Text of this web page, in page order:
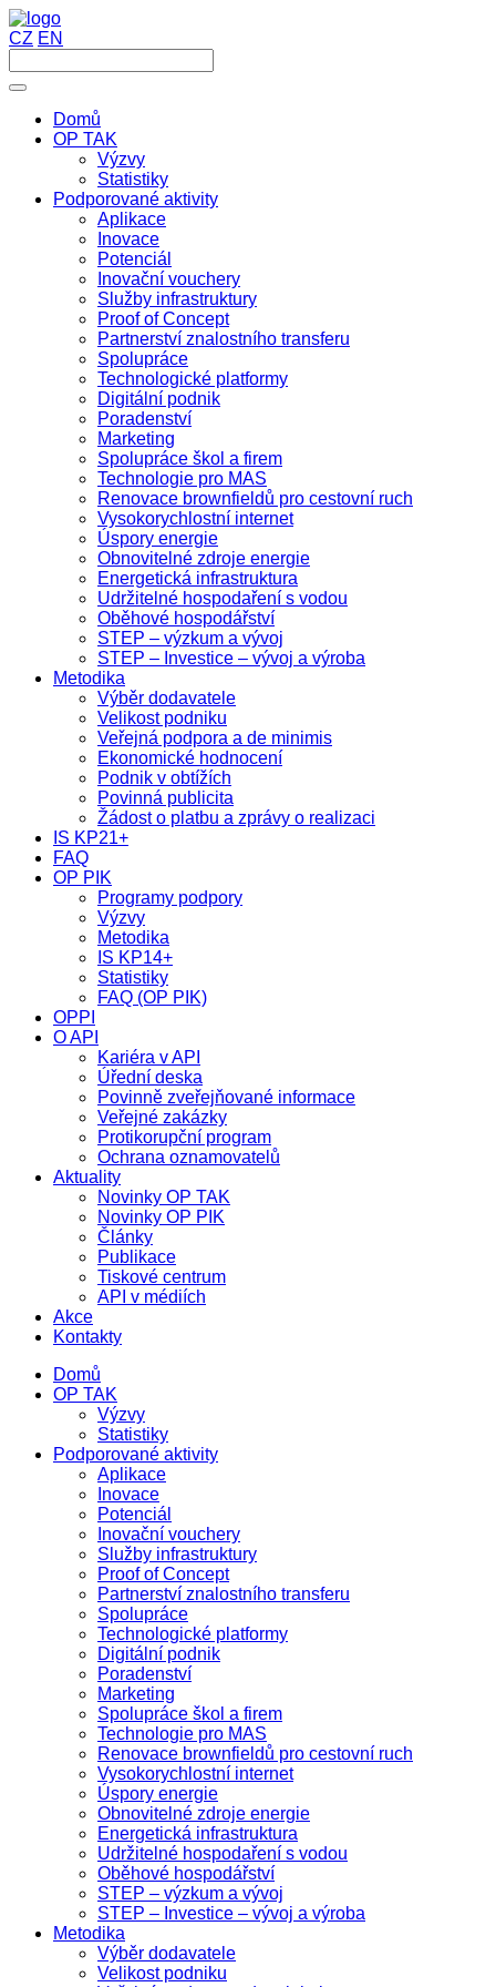
CZ EN
Domů
OP TAK
Výzvy
Statistiky
Podporované aktivity
Aplikace
Inovace
Potenciál
Inovační vouchery
Služby infrastruktury
Proof of Concept
Partnerství znalostního transferu
Spolupráce
Technologické platformy
Digitální podnik
Poradenství
Marketing
Spolupráce škol a firem
Technologie pro MAS
Renovace brownfieldů pro cestovní ruch
Vysokorychlostní internet
Úspory energie
Obnovitelné zdroje energie
Energetická infrastruktura
Udržitelné hospodaření s vodou
Oběhové hospodářství
STEP – výzkum a vývoj
STEP – Investice – vývoj a výroba
Metodika
Výběr dodavatele
Velikost podniku
Veřejná podpora a de minimis
Ekonomické hodnocení
Podnik v obtížích
Povinná publicita
Žádost o platbu a zprávy o realizaci
IS KP21+
FAQ
OP PIK
Programy podpory
Výzvy
Metodika
IS KP14+
Statistiky
FAQ (OP PIK)
OPPI
O API
Kariéra v API
Úřední deska
Povinně zveřejňované informace
Veřejné zakázky
Protikorupční program
Ochrana oznamovatelů
Aktuality
Novinky OP TAK
Novinky OP PIK
Články
Publikace
Tiskové centrum
API v médiích
Akce
Kontakty
Domů
OP TAK
Výzvy
Statistiky
Podporované aktivity
Aplikace
Inovace
Potenciál
Inovační vouchery
Služby infrastruktury
Proof of Concept
Partnerství znalostního transferu
Spolupráce
Technologické platformy
Digitální podnik
Poradenství
Marketing
Spolupráce škol a firem
Technologie pro MAS
Renovace brownfieldů pro cestovní ruch
Vysokorychlostní internet
Úspory energie
Obnovitelné zdroje energie
Energetická infrastruktura
Udržitelné hospodaření s vodou
Oběhové hospodářství
STEP – výzkum a vývoj
STEP – Investice – vývoj a výroba
Metodika
Výběr dodavatele
Velikost podniku